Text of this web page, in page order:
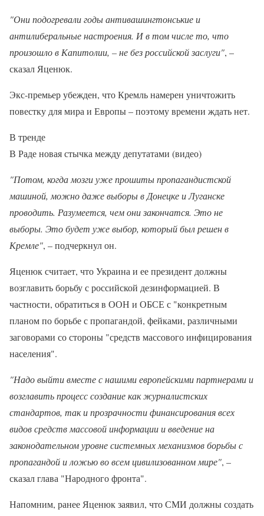
"Они подогревали годы антивашингтонськие и
антилиберальные настроения. И в том числе то, что
произошло в Капитолии, – не без российской заслуги", –
сказал Яценюк.
Экс-премьер убежден, что Кремль намерен уничтожить
повестку для мира и Европы – поэтому времени ждать нет.
В тренде
В Раде новая стычка между депутатами (видео)
"Потом, когда мозги уже прошиты пропагандистской
машиной, можно даже выборы в Донецке и Луганске
проводить. Разумеется, чем они закончатся. Это не
выборы. Это будет уже выбор, который был решен в
Кремле", – подчеркнул он.
Яценюк считает, что Украина и ее президент должны
возглавить борьбу с российской дезинформацией. В
частности, обратиться в ООН и ОБСЕ с "конкретным
планом по борьбе с пропагандой, фейками, различными
заговорами со стороны "средств массового инфицирования
населения".
"Надо выйти вместе с нашими европейскими партнерами и
возглавить процесс создание как журналистских
стандартов, так и прозрачности финансирования всех
видов средств массовой информации и введение на
законодательном уровне системных механизмов борьбы с
пропагандой и ложью во всем цивилизованном мире", –
сказал глава "Народного фронта".
Напомним, ранее Яценюк заявил, что СМИ должны создать